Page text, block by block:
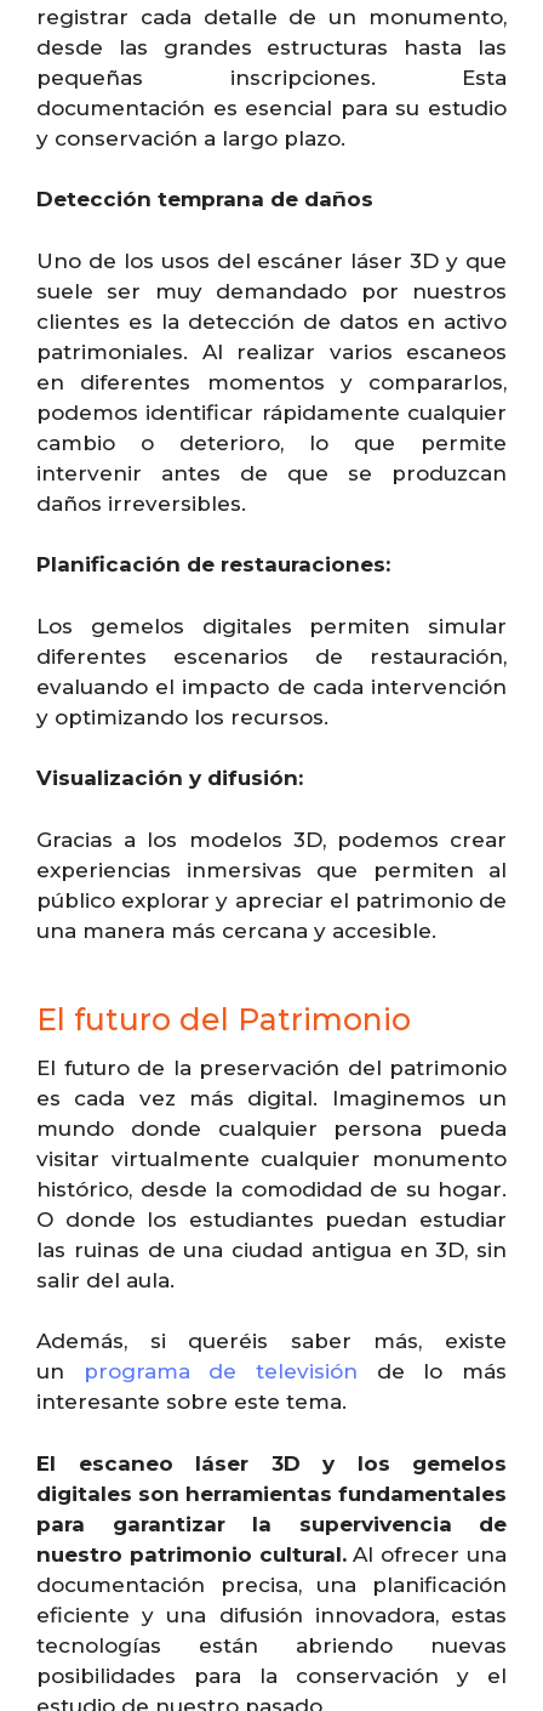
registrar cada detalle de un monumento,
desde las grandes estructuras hasta las
pequeñas inscripciones. Esta
documentación es esencial para su estudio
y conservación a largo plazo.
Detección temprana de daños
Uno de los usos del escáner láser 3D y que
suele ser muy demandado por nuestros
clientes es la detección de datos en activo
patrimoniales. Al realizar varios escaneos
en diferentes momentos y compararlos,
podemos identificar rápidamente cualquier
cambio o deterioro, lo que permite
intervenir antes de que se produzcan
daños irreversibles.
Planificación de restauraciones:
Los gemelos digitales permiten simular
diferentes escenarios de restauración,
evaluando el impacto de cada intervención
y optimizando los recursos.
Visualización y difusión:
Gracias a los modelos 3D, podemos crear
experiencias inmersivas que permiten al
público explorar y apreciar el patrimonio de
una manera más cercana y accesible.
El futuro del Patrimonio
El futuro de la preservación del patrimonio
es cada vez más digital. Imaginemos un
mundo donde cualquier persona pueda
visitar virtualmente cualquier monumento
histórico, desde la comodidad de su hogar.
O donde los estudiantes puedan estudiar
las ruinas de una ciudad antigua en 3D, sin
salir del aula.
Además, si queréis saber más, existe
un
programa de televisión de lo más
interesante sobre este tema.
El escaneo láser 3D y los gemelos
digitales son herramientas fundamentales
para garantizar la supervivencia de
nuestro patrimonio cultural.Al ofrecer una
documentación precisa, una planificación
eficiente y una difusión innovadora, estas
tecnologías están abriendo nuevas
posibilidades para la conservación y el
estudio de nuestro pasado.